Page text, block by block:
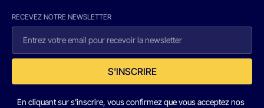
RECEVEZ NOTRE NEWSLETTER
S'INSCRIRE
En cliquant sur s'inscrire, vous confirmez que vous acceptez nos